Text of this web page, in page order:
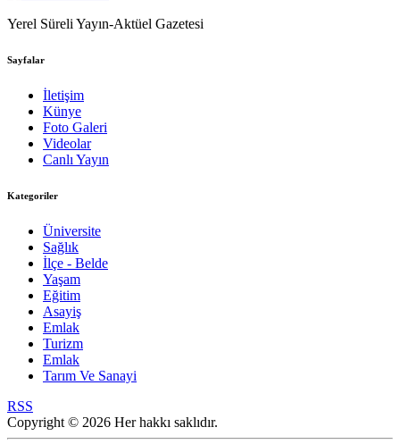
Yerel Süreli Yayın-Aktüel Gazetesi
Sayfalar
İletişim
Künye
Foto Galeri
Videolar
Canlı Yayın
Kategoriler
Üniversite
Sağlık
İlçe - Belde
Yaşam
Eğitim
Asayiş
Emlak
Turizm
Emlak
Tarım Ve Sanayi
RSS
Copyright © 2026 Her hakkı saklıdır.